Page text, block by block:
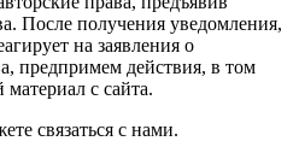
После получения уведомления,
на заявления о
предпримем действия, в том
с сайта.
связаться с нами.